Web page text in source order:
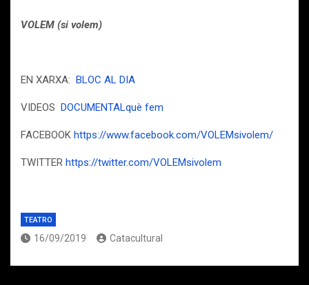
VOLEM (si volem)
EN XARXA: BLOC AL DIA
VIDEOS DOCUMENTALquè fem
FACEBOOK https://www.facebook.com/VOLEMsivolem/
TWITTER https://twitter.com/VOLEMsivolem
TEATRO
16/09/2019 Catacultural